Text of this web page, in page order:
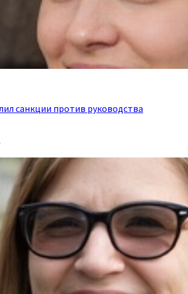
санкции против руководства